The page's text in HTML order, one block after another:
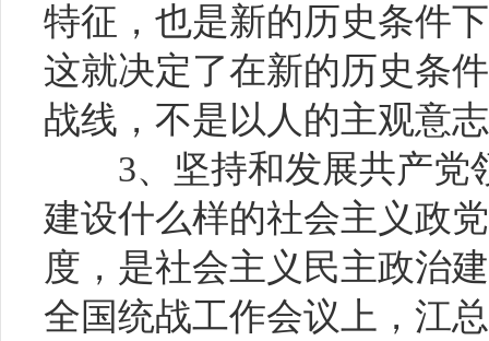
特征，也是新的历史条件
这就决定了在新的历史条
战线，不是以人的主观意
3、坚持和发展共产党
建设什么样的社会主义政
度，是社会主义民主政治
全国统战工作会议上，江